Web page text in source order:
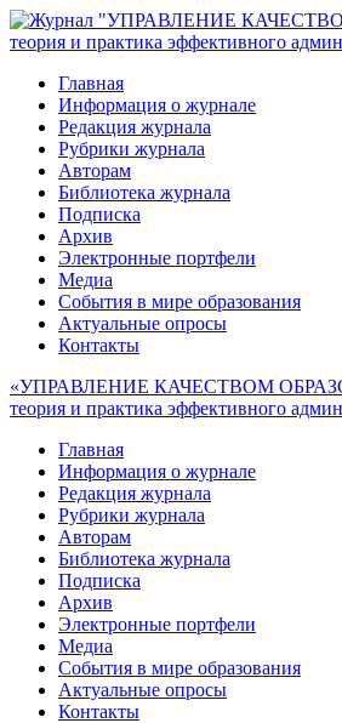
Главная
Информация о журнале
Редакция журнала
Рубрики журнала
Авторам
Библиотека журнала
Подписка
Архив
Электронные портфели
Медиа
События в мире образования
Актуальные опросы
Контакты
«УПРАВЛЕНИЕ КАЧЕСТВОМ
теория и практика эффективного
Главная
Информация о журнале
Редакция журнала
Рубрики журнала
Авторам
Библиотека журнала
Подписка
Архив
Электронные портфели
Медиа
События в мире образования
Актуальные опросы
Контакты